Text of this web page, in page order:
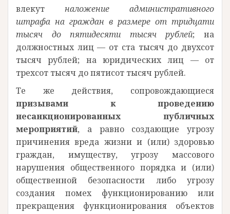
влекут наложение административного
штрафа на граждан в размере от тридцати
тысяч до пятидесяти тысяч рублей; на
должностных лиц — от ста тысяч до двухсот
тысяч рублей; на юридических лиц — от
трехсот тысяч до пятисот тысяч рублей.
Те же действия, сопровождающиеся
призывами к проведению
несанкционированных публичных
мероприятий, а равно создающие угрозу
причинения вреда жизни и (или) здоровью
граждан, имуществу, угрозу массового
нарушения общественного порядка и (или)
общественной безопасности либо угрозу
создания помех функционированию или
прекращения функционирования объектов